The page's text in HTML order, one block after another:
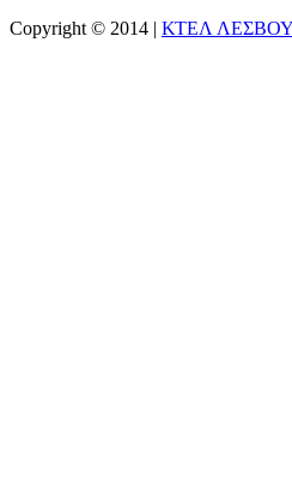
Copyright © 2014 | ΚΤΕΛ ΛΕΣΒΟΥ